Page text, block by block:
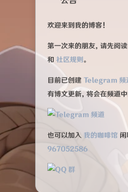
欢迎来到我的博客！
第一次来的朋友，请先阅读
和 社区规则 。
目前已创建 Telegram 频
有博文更新，将会在频道中
也可以加入 我的咖啡馆闲
967052586